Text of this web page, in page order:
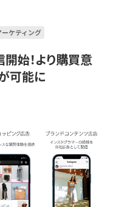
ケティング
始！より購買意
可能に